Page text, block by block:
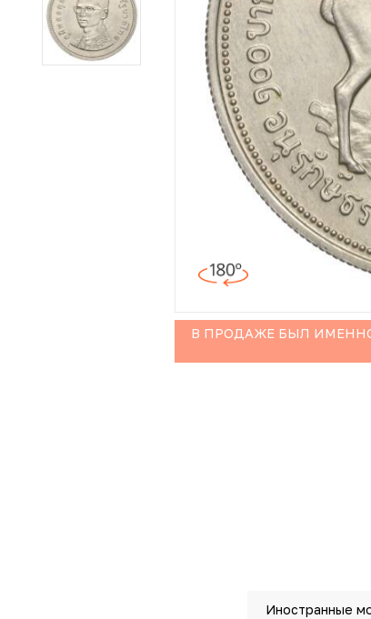
Иностранные монеты
Неофициальные выпуски монет (Unusual)
Античные и средневековые монеты
В ПРОДАЖЕ БЫЛ
Иностранные